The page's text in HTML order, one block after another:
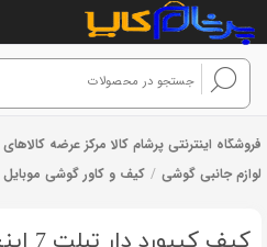
فروشگاه اینترنتی پرشام کالا مرکز عرضه
لوازم جانبی گوشی / کیف و کاور گوشی موبایل